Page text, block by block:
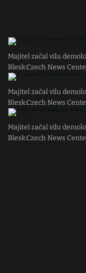
Majitel začal vilu
Blesk:Czech News
Majitel začal vilu
Blesk:Czech News
Majitel začal vilu
Blesk:Czech News